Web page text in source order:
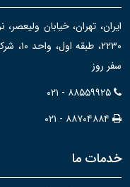
ایران، تهران، خیابان
۲۲۳۰،
سفر روز
۰۲۱ - ۸۸۵۵۹۹۲۵
۰۲۱ - ۸۸۷۰۴۸۸۴
خدمات ما